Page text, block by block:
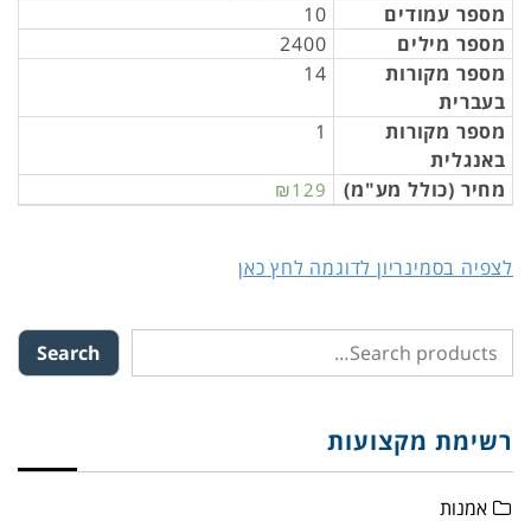
מספר עמודים
10
מספר מילים
2400
מספר מקורות
בעברית
14
מספר מקורות
באנגלית
1
מחיר (כולל מע"מ) ₪129
לצפיה בסמינריון לדוגמה לחץ כאן
Search
רשימת מקצועות
אמנות